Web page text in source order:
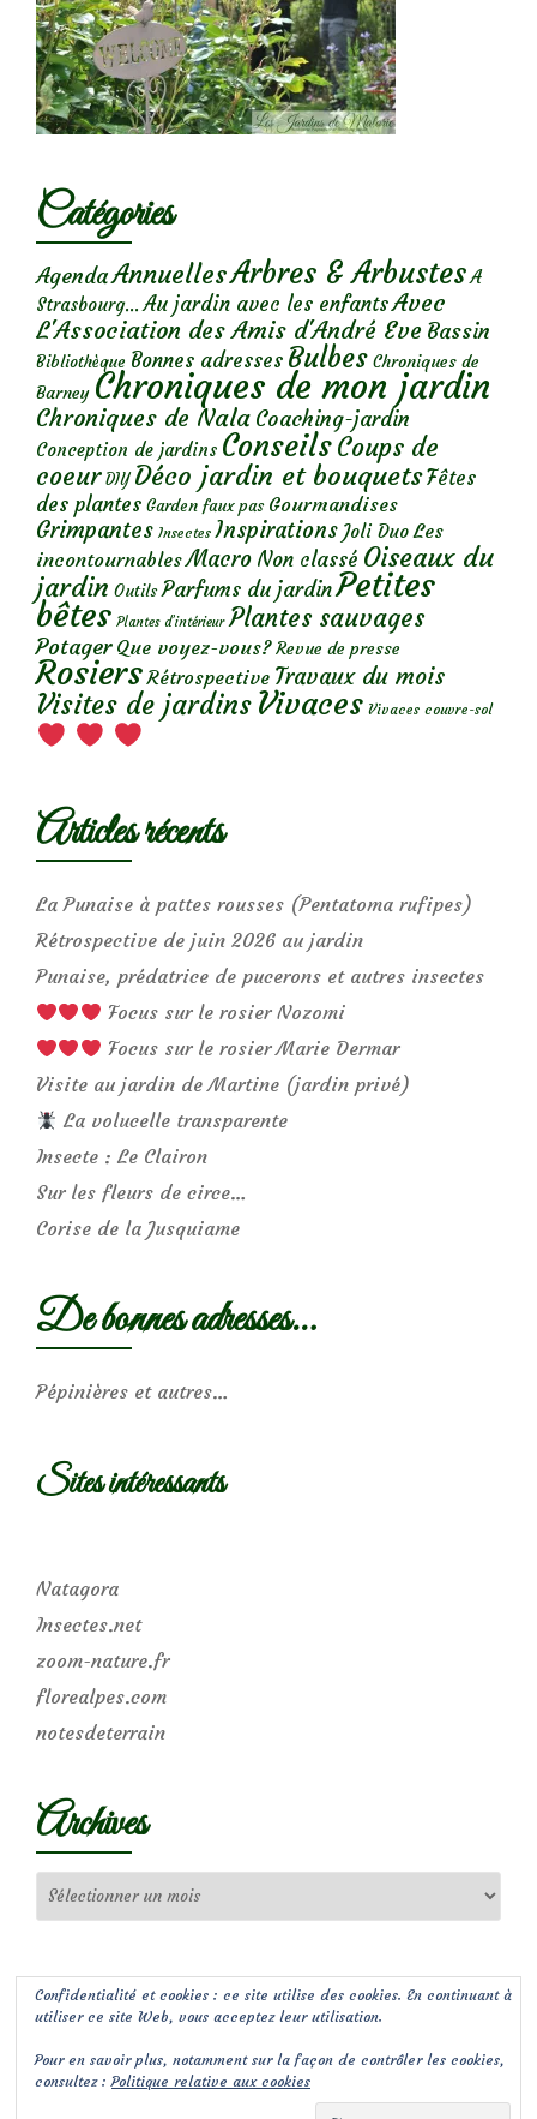
Catégories
AgendaAnnuellesArbres & Arbustes A
Strasbourg... Au jardin avec les enfantsAvec
L'Association des Amis d'André Eve Bassin
Bibliothèque Bonnes adresses Bulbes Chroniques de
Barney Chroniques de mon jardin
Chroniques de Nala Coaching-jardin
Conception de jardins ConseilsCoups de
coeur DIY Déco jardin et bouquetsFêtes
des plantes Garden faux pas Gourmandises
Grimpantes Insectes Inspirations Joli Duo Les
incontournables Macro Non classé Oiseaux du
jardin Outils Parfums du jardinPetites
bêtes Plantes d’intérieur Plantes sauvages
Potager Que voyez-vous? Revue de presse
Rosiers Rétrospective Travaux du mois
Visites de jardins Vivaces Vivaces couvre-sol
Articles récents
La Punaise à pattes rousses (Pentatoma rufipes)
Rétrospective de juin 2026 au jardin
Punaise, prédatrice de pucerons et autres insectes
Focus sur le rosier Nozomi
Focus sur le rosier Marie Dermar
Visite au jardin de Martine (jardin privé)
La volucelle transparente
Insecte : Le Clairon
Sur les fleurs de circe…
Corise de la Jusquiame
De bonnes adresses…
Pépinières et autres…
Sites intéressants
Natagora
Insectes.net
zoom-nature.fr
florealpes.com
notesdeterrain
Archives
Confidentialité et cookies : ce site utilise des cookies. En continuant à
utiliser ce site Web, vous acceptez leur utilisation.
Pour en savoir plus, notamment sur la façon de contrôler les cookies,
consultez :Politique relative aux cookies